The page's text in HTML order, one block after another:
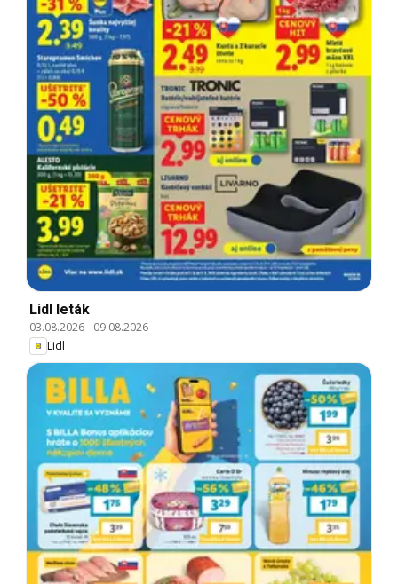
Lidl leták
03.08.2026- 09.08.2026
Lidl